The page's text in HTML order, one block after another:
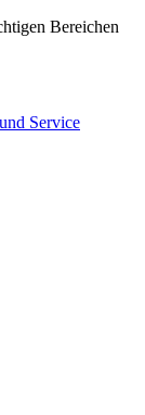
Bereichen
Service